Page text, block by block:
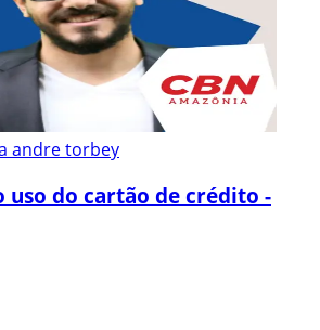
andre torbey
uso do cartão de crédito -